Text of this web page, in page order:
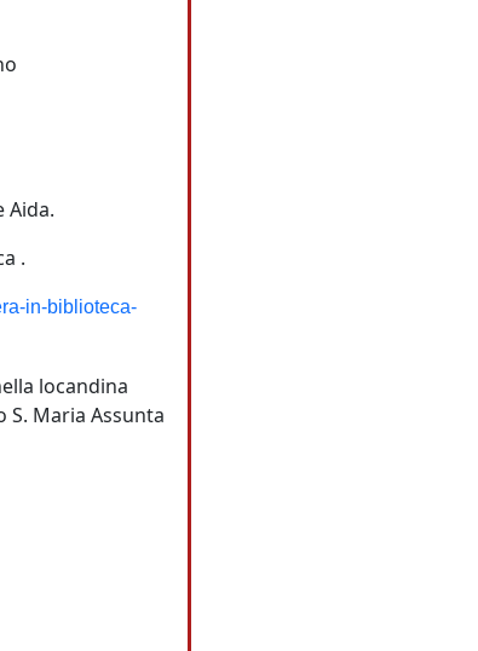
Aida.
.
in-biblioteca-
locandina
S. Maria Assunta